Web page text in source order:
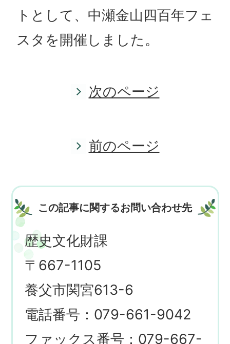
トとして、中瀬金山四百年フェ
スタを開催しました。
次のページ
前のページ
この記事に関するお問い合わせ先
歴史文化財課
〒667-1105
養父市関宮613-6
電話番号：079-661-9042
ファックス番号：079-667-